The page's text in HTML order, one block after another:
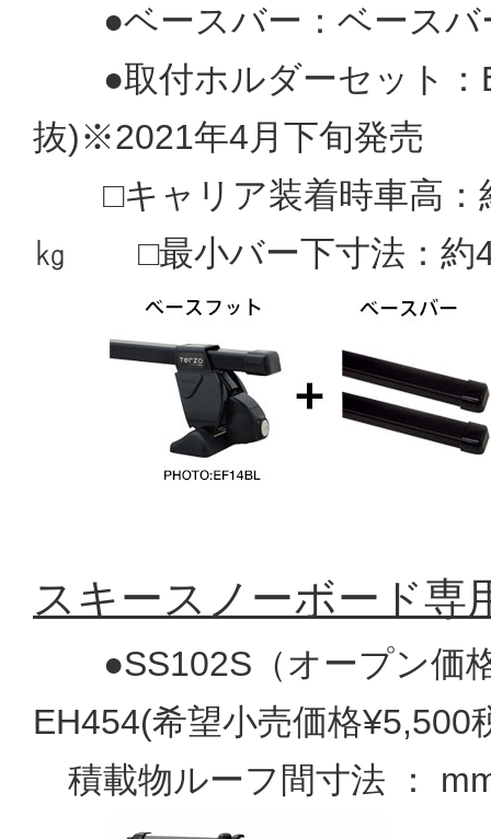
●ベースバー：ベースバ
●取付ホルダーセット：
抜)※2021年4月下旬発売
□キャリア装着時車高：
㎏ □最小バー下寸法：約
スキースノーボード専
●SS102S（オープン価
EH454(希望小売価格
積載物ルーフ間寸法 ：